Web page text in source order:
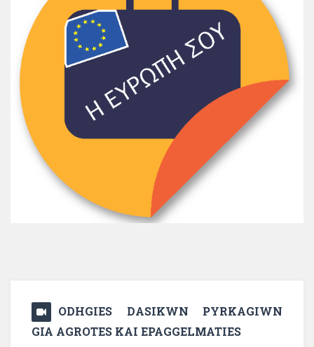
ODHGIES DASIKWN PYRKAGIWN
GIA AGROTES KAI EPAGGELMATIES